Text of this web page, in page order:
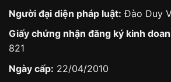
Người đại diện pháp luật: Đào Duy
Giấy chứng nhận đăng ký kinh
821
Ngày cấp: 22/04/2010